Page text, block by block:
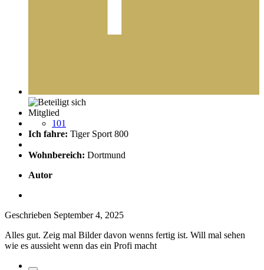
Mitglied
101
Ich fahre: Tiger Sport 800
Wohnbereich: Dortmund
Autor
Geschrieben September 4, 2025
Alles gut. Zeig mal Bilder davon wenns fertig ist. Will mal sehen
wie es aussieht wenn das ein Profi macht